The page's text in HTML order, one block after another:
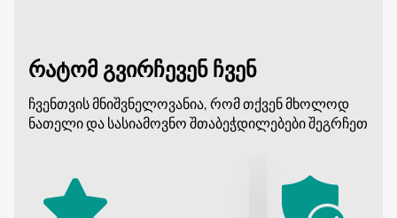
უნარით პირველივე წუთებიდან. დათუნა საღამოს
თავის უნიკალურ ჟღერადობას მოუტანს, რომელიც
აერთიანებს თანამედროვე რიტმებსა და
ტრადიციულ ჰანგებს. ჯუკა სტუმრებს გაახარებს
დატოვებს. Levi Love Disco შექმნის ნამდვილი
დისკოს დღესასწაულის ატმოსფეროს, ხოლო Melqo
რატომ გვირჩევენ ჩვენ
ჩვენთვის მნიშვნელოვანია, რომ თქვენ მხოლოდ
ნათელი და სასიამოვნო შთაბეჭდილებები შეგრჩეთ